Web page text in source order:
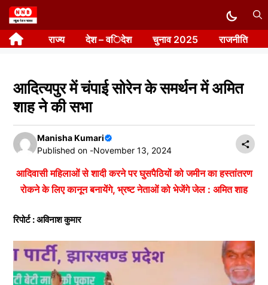
Skip
to
content राज्य देश – विदेश चुनाव 2025 राजनीति
आदित्यपुर में चंपाई सोरेन के समर्थन में अमित
शाह ने की सभा
Manisha Kumari
Published on -November 13, 2024
आदिवासी महिलाओं से शादी करने पर घुसपैठियों को जमीन का हस्तांतरण
रोकने के लिए कानून बनायेंगे, भ्रष्ट नेताओं को भेजेंगे जेल : अमित शाह
रिपोर्ट : अविनाश कुमार